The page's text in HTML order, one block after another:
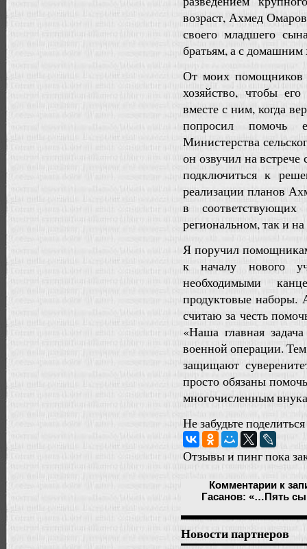
возраст, Ахмед
своего младшего
братьям, а с домашним
От моих помощников
хозяйство, чтобы
вместе с ним, когда
попросил помочь
Министерства
он озвучил на
подключиться к
реализации планов
в
региональном, так и
Я поручил
к началу нового
необходимыми
продуктовые наборы.
считаю за честь
«Наша главная
военной операции.
защищают
просто обязаны
многочисленным
Не забудьте
Отзывы и пинг пока
Комментарии к
Гасанов: «…Пять
Новости партнеров